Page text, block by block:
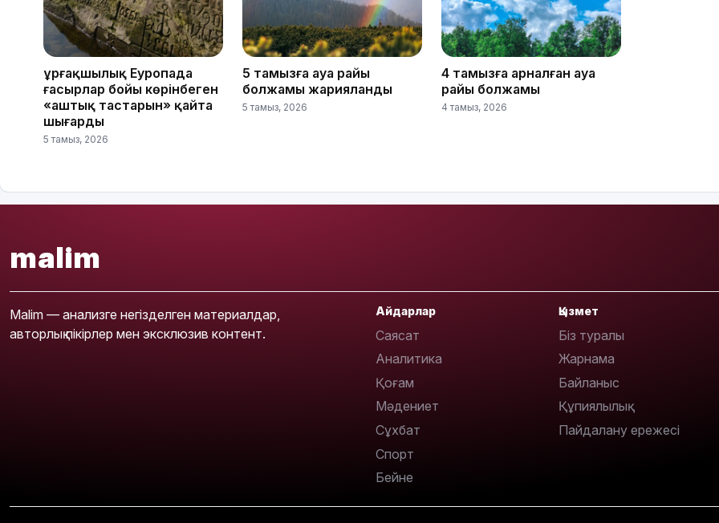
Құрғақшылық Еуропада
ғасырлар бойы көрінбеген
«аштық тастарын» қайта
шығарды
5 тамыз, 2026
5 тамызға ауа райы
болжамы жарияланды
5 тамыз, 2026
4 тамызға арналған ауа
райы болжамы
4 тамыз, 2026
malim
Malim — анализге негізделген материалдар,
авторлық пікірлер мен эксклюзив контент.
Айдарлар
Саясат
Аналитика
Қоғам
Мәдениет
Сұхбат
Спорт
Бейне
Қызмет
Біз туралы
Жарнама
Байланыс
Құпиялылық
Пайдалану ережесі